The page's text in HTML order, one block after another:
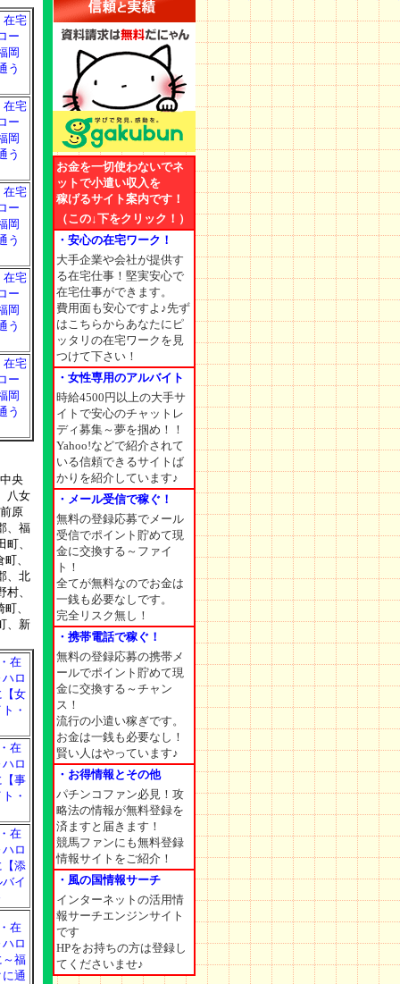
在宅
ー
岡
う
在宅
ー
岡
う
在宅
ー
岡
う
在宅
ー
岡
う
在宅
ー
岡
う
央
八女
原
、福
、
、
、北
、
、
、新
在
ロ
【女
・
在
ロ
【事
・
在
ロ
【添
イ
在
ロ
～福
通
お金を一切使わないでネ
ットで小遣い収入を
稼げるサイト案内です！
（この↓下をクリック！）
・安心の在宅ワーク！
大手企業や会社が提供す
る在宅仕事！堅実安心で
在宅仕事ができます。
費用面も安心ですよ♪先ず
はこちらからあなたにピ
ッタリの在宅ワークを見
つけて下さい！
・女性専用のアルバイト
時給4500円以上の大手サ
イトで安心のチャットレ
ディ募集～夢を掴め！！
Yahoo!などで紹介されて
いる信頼できるサイトば
かりを紹介しています♪
・メール受信で稼ぐ！
無料の登録応募でメール
受信でポイント貯めて現
金に交換する～ファイ
ト！
全てが無料なのでお金は
一銭も必要なしです。
完全リスク無し！
・携帯電話で稼ぐ！
無料の登録応募の携帯メ
ールでポイント貯めて現
金に交換する～チャン
ス！
流行の小遣い稼ぎです。
お金は一銭も必要なし！
賢い人はやっています♪
・お得情報とその他
パチンコファン必見！攻
略法の情報が無料登録を
済ますと届きます！
競馬ファンにも無料登録
情報サイトをご紹介！
・風の国情報サーチ
インターネットの活用情
報サーチエンジンサイト
です
HPをお持ちの方は登録し
てくださいませ♪